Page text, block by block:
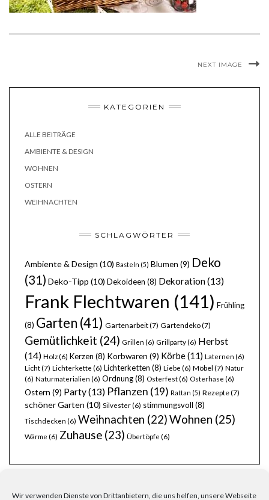
Wir verwenden Dienste von Drittanbietern, die uns helfen, unsere Webseite
NEXT IMAGE
KATEGORIEN
ALLE BEITRÄGE
AMBIENTE & DESIGN
WOHNEN
OSTERN
WEIHNACHTEN
SCHLAGWÖRTER
Ambiente & Design (10) Basteln (5) Blumen (9) Deko
(31) Deko-Tipp (10) Dekoideen (8) Dekoration(13)
Frank Flechtwaren (141) Frühling
(8) Garten (41) Gartenarbeit(7) Gartendeko(7)
Gemütlichkeit (24) Grillen (6) Grillparty(6) Herbst
(14) Holz(6) Kerzen (8) Korbwaren (9) Körbe(11) Laternen (6)
Licht(7) Lichterkette (6) Lichterketten (8) Liebe (6) Möbel (7) Natur
(6) Naturmaterialien (6) Ordnung(8) Osterfest(6) Osterhase (6)
Ostern (9) Party(13) Pflanzen (19) Rattan (5) Rezepte(7)
schöner Garten (10) Silvester(6) stimmungsvoll (8)
Tischdecken (6) Weihnachten (22)Wohnen (25)
Wärme (6) Zuhause (23) Übertöpfe (6)